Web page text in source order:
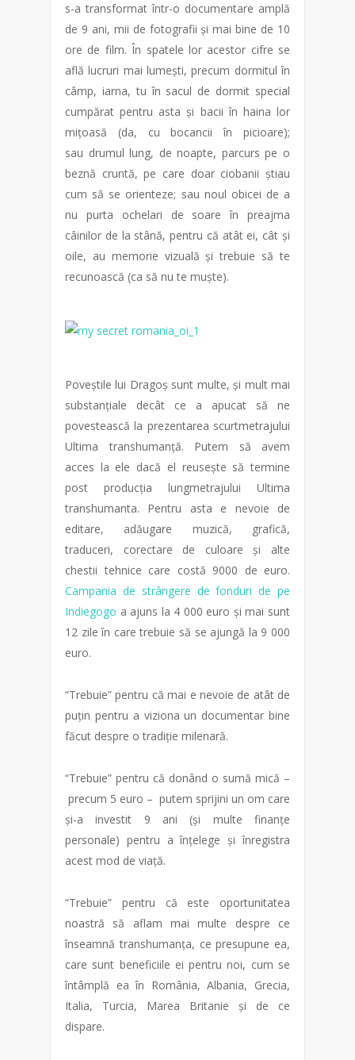
s-a transformat într-o documentare amplă
de 9 ani, mii de fotografii și mai bine de 10
ore de film. În spatele lor acestor cifre se
află lucruri mai lumești, precum dormitul în
câmp, iarna, tu în sacul de dormit special
cumpărat pentru asta și bacii în haina lor
mițoasă (da, cu bocancii în picioare);
sau drumul lung, de noapte, parcurs pe o
beznă cruntă, pe care doar ciobanii știau
cum să se orienteze; sau noul obicei de a
nu purta ochelari de soare în preajma
câinilor de la stână, pentru că atât ei, cât și
oile, au memorie vizuală și trebuie să te
recunoască (ca să nu te muște).
Poveștile lui Dragoș sunt multe, și mult mai
substanțiale decât ce a apucat să ne
povestească la prezentarea scurtmetrajului
Ultima transhumanță. Putem să avem
acces la ele dacă el reusește să termine
post producția lungmetrajului Ultima
transhumanta. Pentru asta e nevoie de
editare, adăugare muzică, grafică,
traduceri, corectare de culoare și alte
chestii tehnice care costă 9000 de euro.
Campania de strângere de fonduri de pe
Indiegogo a ajuns la 4 000 euro și mai sunt
12 zile în care trebuie să se ajungă la 9 000
euro.
“Trebuie” pentru că mai e nevoie de atât de
puțin pentru a viziona un documentar bine
făcut despre o tradiție milenară.
“Trebuie” pentru că donând o sumă mică –
precum 5 euro – putem sprijini un om care
și-a investit 9 ani (și multe finanțe
personale) pentru a înțelege și înregistra
acest mod de viață.
“Trebuie” pentru că este oportunitatea
noastră să aflam mai multe despre ce
înseamnă transhumanța, ce presupune ea,
care sunt beneficiile ei pentru noi, cum se
întâmplă ea în România, Albania, Grecia,
Italia, Turcia, Marea Britanie și de ce
dispare.